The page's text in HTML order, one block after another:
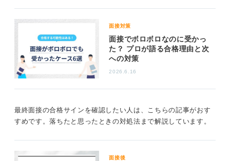
り、今後の動きをどうするかに気持ちを切り替えること
です。
絶対に行動を止めないこと！ つらくても次に活かす
気持ちが大切
就職活動は、内定をもらって「ここで終わり」とするま
で動きを止めないことが大切です。選考結果が出るまで
います。
では次の応募先を探す、応募する、面接の準備をすると
いった「動き」を止めないようにしましょう。
面接対策
面接でボロボロなのに受かっ
た？ プロが語る合格理由と次
への対策
2026.6.16
最終面接の合格サインを確認したい人は、こちらの記事がおす
すめです。落ちたと思ったときの対処法まで解説しています。
面接後